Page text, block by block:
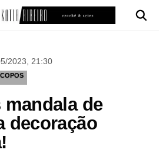
2023, 21:30
de
decoração